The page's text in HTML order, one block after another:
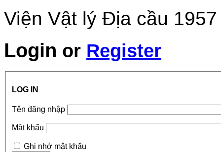
Viện Vật lý Địa cầu
Login or Register
LOG IN
Tên đăng nhập
Mật khẩu
Ghi nhớ mật khẩu